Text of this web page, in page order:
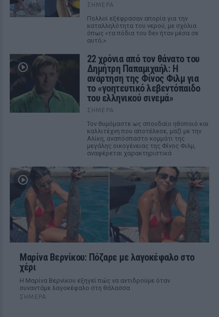
ΣΉΜΕΡΑ
Πολλοί εξέφρασαν απορία για την
καταλληλότητα του νερού, με σχόλια
όπως «τα πόδια του δεν ήταν μέσα σε
αυτό;»
22 χρόνια από τον θάνατο του
Δημήτρη Παπαμιχαήλ: Η
ανάρτηση της Φίνος Φιλμ για
το «γοητευτικό λεβεντόπαιδο
του ελληνικού σινεμά»
ΣΉΜΕΡΑ
Τον θυμόμαστε ως σπουδαίο ηθοποιό και
καλλιτέχνη που αποτέλεσε, μαζί με την
Αλίκη, αναπόσπαστο κομμάτι της
μεγάλης οικογένειας της Φίνος Φιλμ,
αναφέρεται χαρακτηριστικά
Μαρίνα Βερνίκου: Πόζαρε με λαγοκέφαλο στο
χέρι
Η Μαρίνα Βερνίκου εξηγεί πώς να αντιδρούμε όταν
συναντάμε λαγοκέφαλο στη θάλασσα
ΣΉΜΕΡΑ